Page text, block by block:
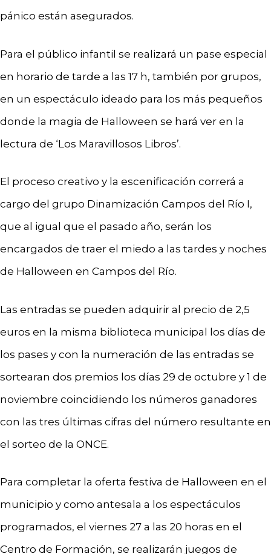
pánico están asegurados.
Para el público infantil se realizará un pase especial
en horario de tarde a las 17 h, también por grupos,
en un espectáculo ideado para los más pequeños
donde la magia de Halloween se hará ver en la
lectura de ‘Los Maravillosos Libros’.
El proceso creativo y la escenificación correrá a
cargo del grupo Dinamización Campos del Río I,
que al igual que el pasado año, serán los
encargados de traer el miedo a las tardes y noches
de Halloween en Campos del Río.
Las entradas se pueden adquirir al precio de 2,5
euros en la misma biblioteca municipal los días de
los pases y con la numeración de las entradas se
sortearan dos premios los días 29 de octubre y 1 de
noviembre coincidiendo los números ganadores
con las tres últimas cifras del número resultante en
el sorteo de la ONCE.
Para completar la oferta festiva de Halloween en el
municipio y como antesala a los espectáculos
programados, el viernes 27 a las 20 horas en el
Centro de Formación, se realizarán juegos de